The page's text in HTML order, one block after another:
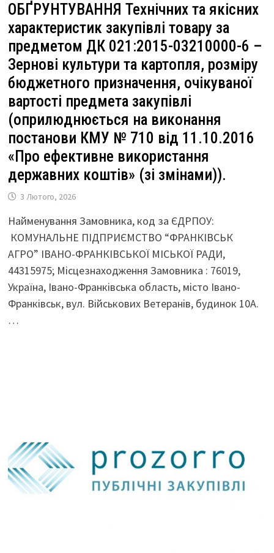
ОБҐРУНТУВАННЯ Технічних та якісних
характеристик закупівлі товару за
предметом ДК 021:2015-03210000-6 –
Зернові культури та картопля, розміру
бюджетного призначення, очікуваної
вартості предмета закупівлі
(оприлюднюється на виконання
постанови КМУ № 710 від 11.10.2016
«Про ефективне використання
державних коштів» (зі змінами)).
3 Лютого, 2026
Найменування Замовника, код за ЄДРПОУ:
КОМУНАЛЬНЕ ПІДПРИЄМСТВО “ФРАНКІВСЬК
АГРО” ІВАНО-ФРАНКІВСЬКОЇ МІСЬКОЇ РАДИ,
44315975; Місцезнаходження Замовника : 76019,
Україна, Івано-Франківська область, місто Івано-
Франківськ, вул. Військових Ветеранів, будинок 10А.
…